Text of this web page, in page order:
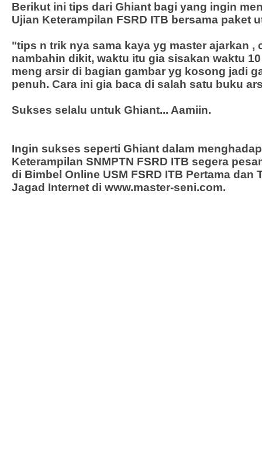
Berikut ini tips dari Ghiant bagi yang ingin
Ujian Keterampilan FSRD ITB bersama paket
"tips n trik nya sama kaya yg master ajarkan ,
nambahin dikit, waktu itu gia sisakan waktu
meng arsir di bagian gambar yg kosong jadi
penuh. Cara ini gia baca di salah satu buku
Sukses selalu untuk Ghiant... Aamiin.
Ingin sukses seperti Ghiant dalam
Keterampilan SNMPTN FSRD ITB segera
di Bimbel Online USM FSRD ITB Pertama dan
Jagad Internet di www.master-seni.com.